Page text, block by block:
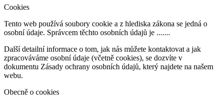
Cookies
Tento web používá soubory cookie a z hlediska zákona se jedná o
osobní údaje. Správcem těchto osobních údajů je .......
Další detailní informace o tom, jak nás můžete kontaktovat a jak
zpracováváme osobní údaje (včetně cookies), se dozvíte v
dokumentu Zásady ochrany osobních údajů, který najdete na našem
webu.
Obecně o cookies